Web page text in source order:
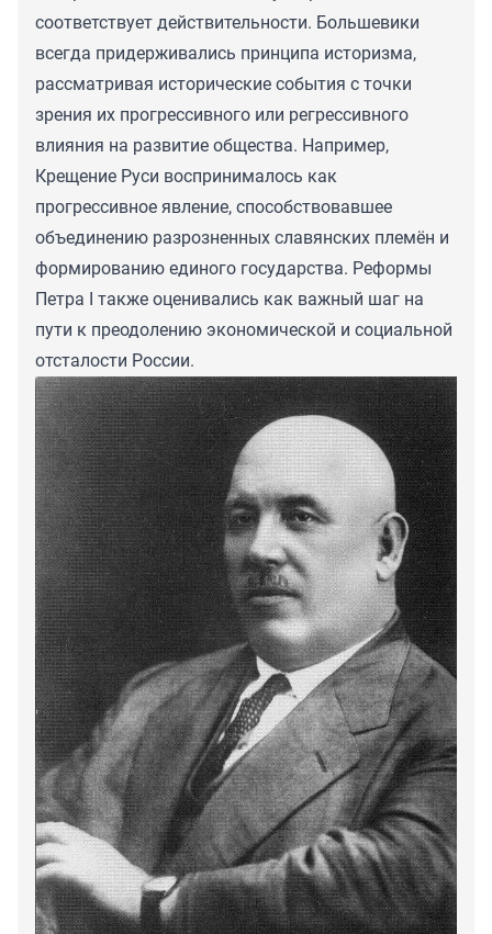
соответствует действительности. Большевики
всегда придерживались принципа историзма,
рассматривая исторические события с точки
зрения их прогрессивного или регрессивного
влияния на развитие общества. Например,
Крещение Руси воспринималось как
прогрессивное явление, способствовавшее
объединению разрозненных славянских племён и
формированию единого государства. Реформы
Петра I также оценивались как важный шаг на
пути к преодолению экономической и социальной
отсталости России.